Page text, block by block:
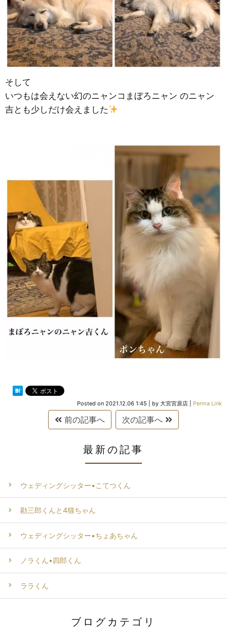
そして
いつもは会えない幻のニャンコまぼろニャン のニャン
吉とも少しだけ会えました
Posted on 2021.12.06 1:45 by 大宮宮原店 Perma Link
前の記事へ 次の記事へ
最新の記事
ウェディングシッター•こてつくん
勘三郎くんと4猫ちゃん
ウェディングシッター•ちょあちゃん
ノラくん•四郎くん
ララくん
ブログカテゴリ